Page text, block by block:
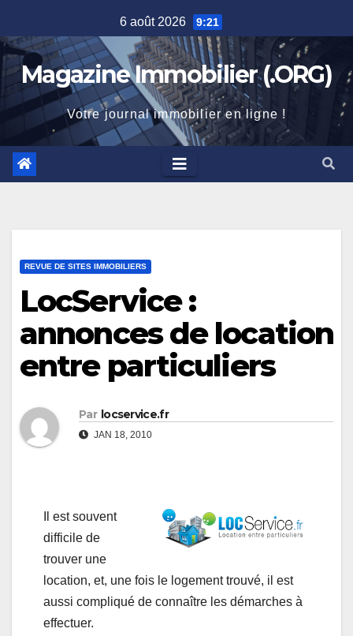
to
content
6 août 2026 9:21
Magazine Immobilier (.ORG)
Votre journal immobilier en ligne !
REVUE DE SITES IMMOBILIERS
LocService :
annonces de location
entre particuliers
Par locservice.fr
JAN 18, 2010
Il est souvent
difficile de
trouver une
location, et, une fois le logement trouvé, il est
aussi compliqué de connaître les démarches à
effectuer.